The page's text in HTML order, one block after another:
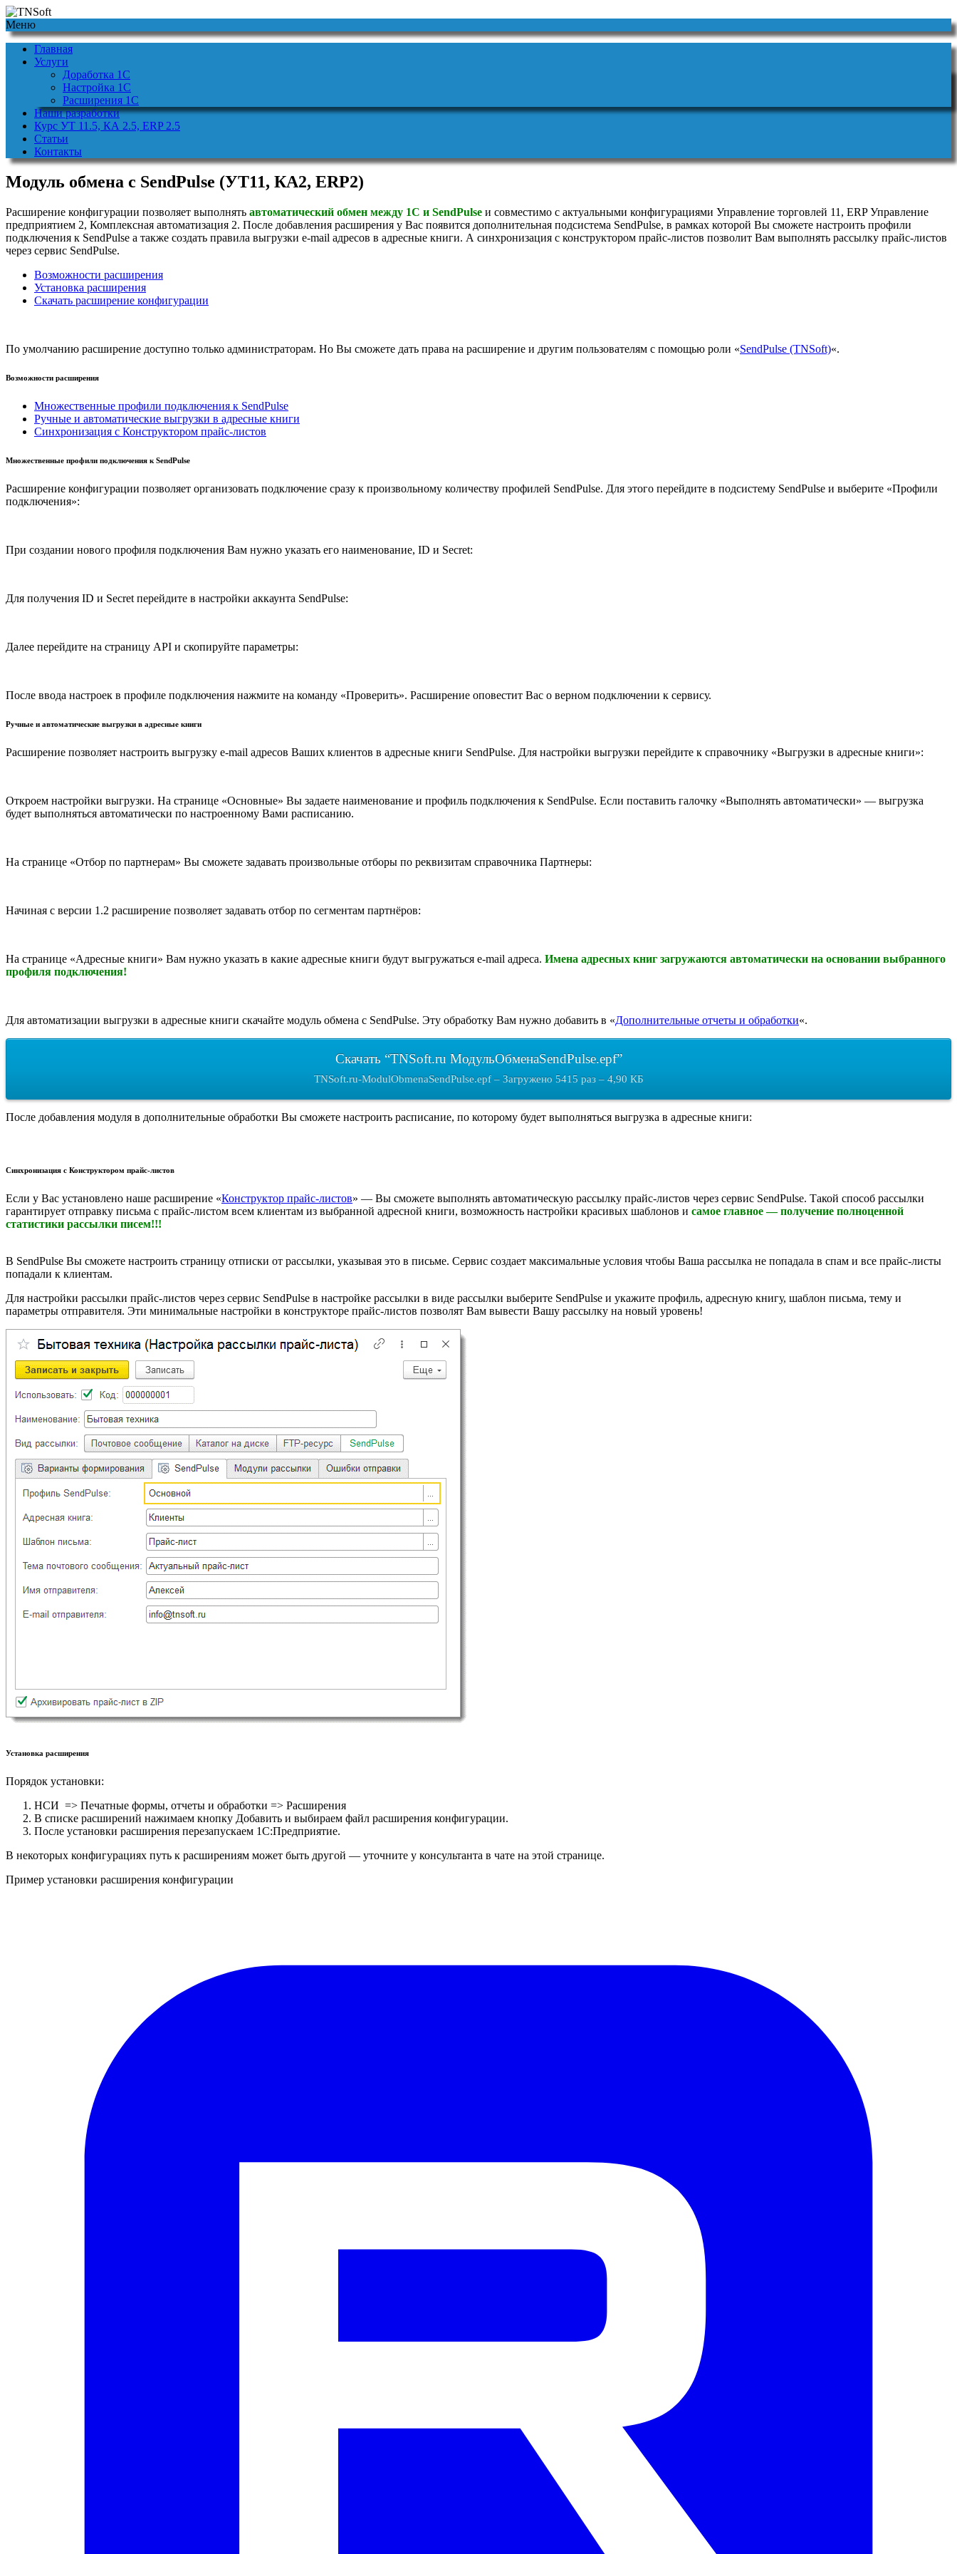
Меню
Главная
Услуги
Доработка 1С
Настройка 1С
Расширения 1С
Наши разработки
Курс УТ 11.5, КА 2.5, ERP 2.5
Статьи
Контакты
Модуль обмена с SendPulse (УТ11, КА2, ERP2)
Расширение конфигурации позволяет выполнять автоматический обмен между 1С и SendPulse и совместимо с актуальными конфигурациями Управление торговлей 11, ERP Управление
предприятием 2, Комплексная автоматизация 2. После добавления расширения у Вас появится дополнительная подсистема SendPulse, в рамках которой Вы сможете настроить профили
подключения к SendPulse а также создать правила выгрузки e-mail адресов в адресные книги. А синхронизация с конструктором прайс-листов позволит Вам выполнять рассылку прайс-листов
через сервис SendPulse.
Возможности расширения
Установка расширения
Скачать расширение конфигурации
По умолчанию расширение доступно только администраторам. Но Вы сможете дать права на расширение и другим пользователям с помощью роли «SendPulse (TNSoft)«.
Возможности расширения
Множественные профили подключения к SendPulse
Ручные и автоматические выгрузки в адресные книги
Синхронизация с Конструктором прайс-листов
Множественные профили подключения к SendPulse
Расширение конфигурации позволяет организовать подключение сразу к произвольному количеству профилей SendPulse. Для этого перейдите в подсистему SendPulse и выберите «Профили
подключения»:
При создании нового профиля подключения Вам нужно указать его наименование, ID и Secret:
Для получения ID и Secret перейдите в настройки аккаунта SendPulse:
Далее перейдите на страницу API и скопируйте параметры:
После ввода настроек в профиле подключения нажмите на команду «Проверить». Расширение оповестит Вас о верном подключении к сервису.
Ручные и автоматические выгрузки в адресные книги
Расширение позволяет настроить выгрузку e-mail адресов Ваших клиентов в адресные книги SendPulse. Для настройки выгрузки перейдите к справочнику «Выгрузки в адресные книги»:
Откроем настройки выгрузки. На странице «Основные» Вы задаете наименование и профиль подключения к SendPulse. Если поставить галочку «Выполнять автоматически» — выгрузка
будет выполняться автоматически по настроенному Вами расписанию.
На странице «Отбор по партнерам» Вы сможете задавать произвольные отборы по реквизитам справочника Партнеры:
Начиная с версии 1.2 расширение позволяет задавать отбор по сегментам партнёров:
На странице «Адресные книги» Вам нужно указать в какие адресные книги будут выгружаться e-mail адреса. Имена адресных книг загружаются автоматически на основании выбранного
профиля подключения!
Для автоматизации выгрузки в адресные книги скачайте модуль обмена с SendPulse. Эту обработку Вам нужно добавить в «Дополнительные отчеты и обработки«.
Скачать “TNSoft.ru МодульОбменаSendPulse.epf”
TNSoft.ru-ModulObmenaSendPulse.epf – Загружено 5415 раз – 4,90 КБ
После добавления модуля в дополнительные обработки Вы сможете настроить расписание, по которому будет выполняться выгрузка в адресные книги:
Синхронизация с Конструктором прайс-листов
Если у Вас установлено наше расширение «Конструктор прайс-листов» — Вы сможете выполнять автоматическую рассылку прайс-листов через сервис SendPulse. Такой способ рассылки
гарантирует отправку письма с прайс-листом всем клиентам из выбранной адресной книги, возможность настройки красивых шаблонов и самое главное — получение полноценной
статистики рассылки писем!!!
В SendPulse Вы сможете настроить страницу отписки от рассылки, указывая это в письме. Сервис создает максимальные условия чтобы Ваша рассылка не попадала в спам и все прайс-листы
попадали к клиентам.
Для настройки рассылки прайс-листов через сервис SendPulse в настройке рассылки в виде рассылки выберите SendPulse и укажите профиль, адресную книгу, шаблон письма, тему и
параметры отправителя. Эти минимальные настройки в конструкторе прайс-листов позволят Вам вывести Вашу рассылку на новый уровень!
Установка расширения
Порядок установки:
НСИ => Печатные формы, отчеты и обработки => Расширения
В списке расширений нажимаем кнопку Добавить и выбираем файл расширения конфигурации.
После установки расширения перезапускаем 1С:Предприятие.
В некоторых конфигурациях путь к расширениям может быть другой — уточните у консультанта в чате на этой странице.
Пример установки расширения конфигурации